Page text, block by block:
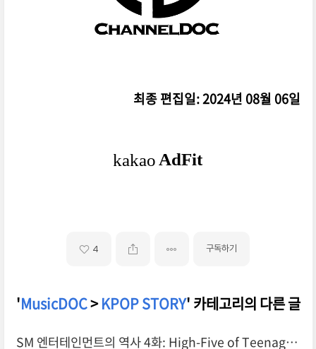
최종 편집일: 2024년 08월 06일
4 구독하기
'MusicDOC>KPOP STORY' 카테고리의 다른 글
SM 엔터테인먼트의 역사 4화: High-Five of Teenager